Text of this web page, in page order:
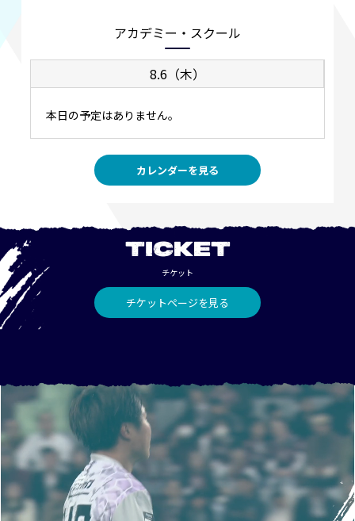
アカデミー・スクール
8.6（木）
本日の予定はありません。
カレンダーを見る
TICKET
チケット
チケットページを見る